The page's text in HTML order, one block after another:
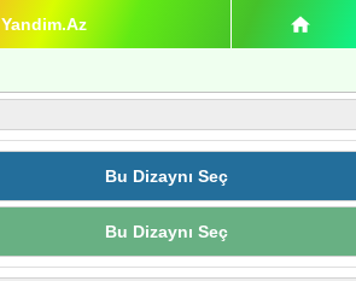
Yandim.Az
Bu Dizaynı Seç
Bu Dizaynı Seç